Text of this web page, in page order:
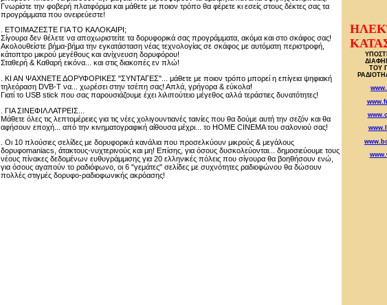
Γνωρίστε την φοβερή πλατφόρμα και μάθετε με ποιον τρόπο θα φέρετε κι εσείς στους δέκτες σας τα
προγράμματα που ονειρεύεστε!
. ΕΤΟΙΜΑΖΕΣΤΕ ΓΙΑ ΤΟ ΚΑΛΟΚΑΙΡΙ;
Σίγουρα δεν θέλετε να αποχωριστείτε τα δορυφορικά σας προγράμματα, ακόμα και στο σκάφος σας!
Ακολουθείστε βήμα-βήμα την εγκατάσταση νέας τεχνολογίας σε σκάφος με αυτόματη περιστροφή,
κάτοπτρο μικρού μεγέθους και ανίχνευση δορυφόρου!
Σταθερή & Καθαρή εικόνα... και στις διακοπές εν πλώ!
. ΚΙ ΑΝ ΨΑΧΝΕΤΕ ΔΟΡΥΦΟΡΙΚΕΣ "ΣΥΝΤΑΓΕΣ"... μάθετε με ποιον τρόπο μπορεί η επίγεια ψηφιακή
τηλεόραση DVB-T να... χωρέσει στην τσέπη σας! Απλά, γρήγορα & εύκολα!
Γιατί το USB stick που σας παρουσιάζουμε έχει λιλιπούτειο μέγεθος αλλά τεράστιες δυνατότητες!
. ΓΙΑ ΣΙΝΕΦΙΛ ΛΑΤΡΕΙΣ...
Μάθετε όλες τις λεπτομέρειες για τις νέες χολιγουντιανές ταινίες που θα δούμε αυτή την σεζόν και θα
αφήσουν εποχή... από την κινηματογραφική αίθουσα μέχρι... το HOME CINEMA του σαλονιού σας!
. Οι 10 πλούσιες σελίδες με δορυφορικά κανάλια που προσελκύουν μικρούς & μεγάλους
δορυφοmaniacs, άτακτους-νυχτερινούς και μη! Επίσης, για όσους δυσκολεύονται... δημοσιεύουμε τους
νέους πίνακες δεδομένων ευθυγράμμισης για 20 ελληνικές πόλεις που σίγουρα θα βοηθήσουν ενώ,
για όσους αγαπούν το ραδιόφωνο, οι 6 "γεμάτες" σελίδες με συχνότητες ραδιοφώνου θα δώσουν
πολλές στιγμές δορυφο-ραδιοφωνικής ακρόασης!
ΤΟΥ